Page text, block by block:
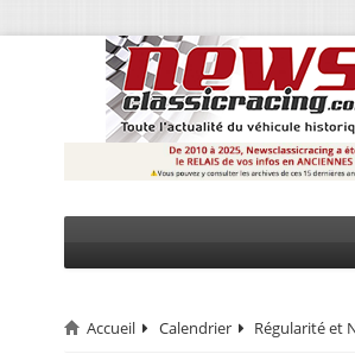
CIRCUIT
Accueil Calendrier Régularité et